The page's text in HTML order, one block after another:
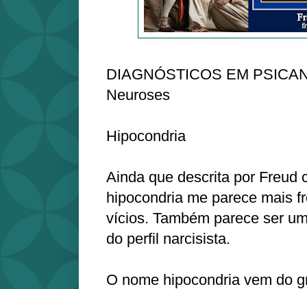
DIAGNÓSTICOS EM
Neuroses
Hipocondria
Ainda que descrita por Freud
hipocondria me parece mais
vícios. Também parece ser
do perfil narcisista.
O nome hipocondria vem do